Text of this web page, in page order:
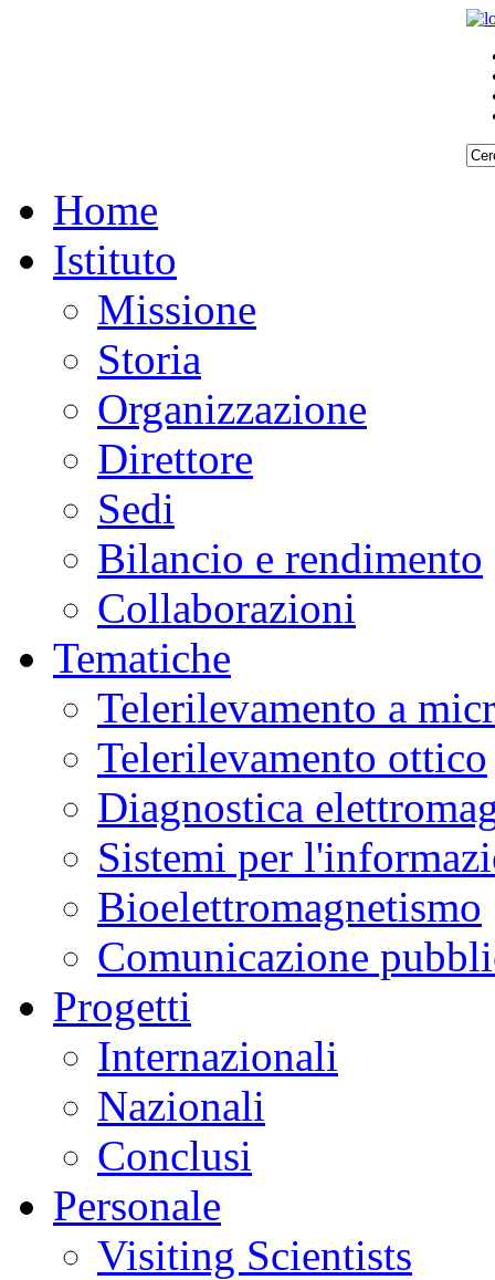
Home
Istituto
Missione
Storia
Organizzazione
Direttore
Sedi
Bilancio e rendimento
Collaborazioni
Tematiche
Telerilevamento a
Telerilevamento ottico
Diagnostica
Sistemi per
Bioelettromagnetismo
Comunicazione
Progetti
Internazionali
Nazionali
Conclusi
Personale
Visiting Scientists